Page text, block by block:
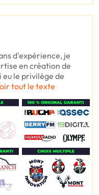
d'expérience, je
en création de
eu le privilège de
tout le texte